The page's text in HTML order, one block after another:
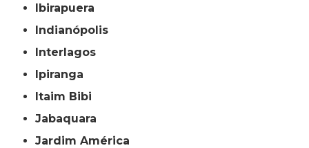
Ibirapuera
Indianópolis
Interlagos
Ipiranga
Itaim Bibi
Jabaquara
Jardim América